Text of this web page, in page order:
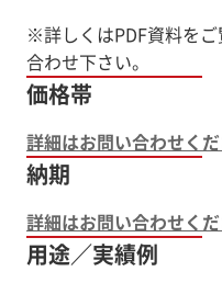
※詳しくはPDF資料を
価格帯
詳細はお問い合わせく
納期
詳細はお問い合わせく
用途／実績例